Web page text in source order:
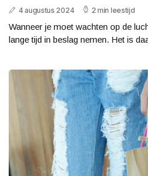
4 augustus 2024 2 min leestijd
Wanneer je moet wachten op de
lange tijd in beslag nemen. Het is